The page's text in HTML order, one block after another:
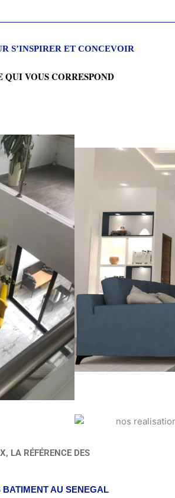
S’INSPIRER ET CONCEVOIR
VOUS CORRESPOND
LA RÉFÉRENCE DES
AU SENEGAL